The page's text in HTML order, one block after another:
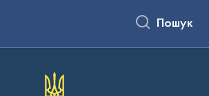
Пошук